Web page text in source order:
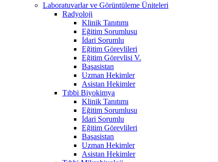
Laboratuvarlar ve Görüntüleme Üniteleri
Radyoloji
Klinik Tanıtımı
Eğitim Sorumlusu
İdari Sorumlu
Eğitim Görevlileri
Eğitim Görevlisi V.
Başasistan
Uzman Hekimler
Asistan Hekimler
Tıbbi Biyokimya
Klinik Tanıtımı
Eğitim Sorumlusu
İdari Sorumlu
Eğitim Görevlileri
Başasistan
Uzman Hekimler
Asistan Hekimler